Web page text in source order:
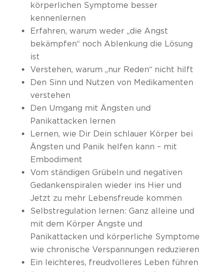
körperlichen Symptome besser
kennenlernen
Erfahren, warum weder „die Angst
bekämpfen“ noch Ablenkung die Lösung
ist
Verstehen, warum „nur Reden“ nicht hilft
Den Sinn und Nutzen von Medikamenten
verstehen
Den Umgang mit Ängsten und
Panikattacken lernen
Lernen, wie Dir Dein schlauer Körper bei
Ängsten und Panik helfen kann – mit
Embodiment
Vom ständigen Grübeln und negativen
Gedankenspiralen wieder ins Hier und
Jetzt zu mehr Lebensfreude kommen
Selbstregulation lernen: Ganz alleine und
mit dem Körper Ängste und
Panikattacken und körperliche Symptome
wie chronische Verspannungen reduzieren
Ein leichteres, freudvolleres Leben führen